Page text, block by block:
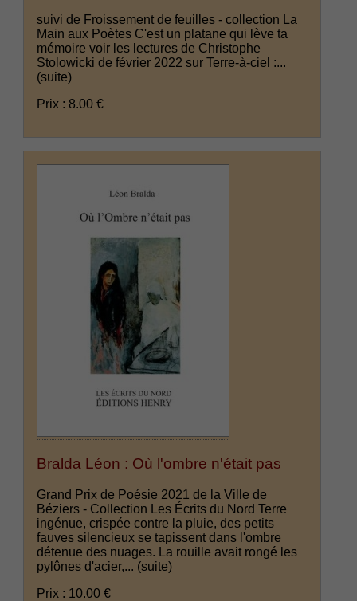
suivi de Froissement de feuilles - collection La
Main aux Poètes C'est un platane qui lève ta
mémoire voir les lectures de Christophe
Stolowicki de février 2022 sur Terre-à-ciel :...
(suite)
Prix : 8.00 €
Bralda Léon : Où l'ombre n'était pas
Grand Prix de Poésie 2021 de la Ville de
Béziers - Collection Les Écrits du Nord Terre
ingénue, crispée contre la pluie, des petits
fauves silencieux se tapissent dans l'ombre
détenue des nuages. La rouille avait rongé les
pylônes d'acier,... (suite)
Prix : 10.00 €